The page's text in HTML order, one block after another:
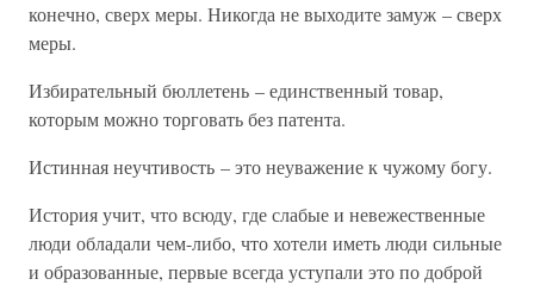
конечно, сверх меры. Никогда не выходите замуж – сверх
меры.
Избирательный бюллетень – единственный товар,
которым можно торговать без патента.
Истинная неучтивость – это неуважение к чужому богу.
История учит, что всюду, где слабые и невежественные
люди обладали чем-либо, что хотели иметь люди сильные
и образованные, первые всегда уступали это по доброй